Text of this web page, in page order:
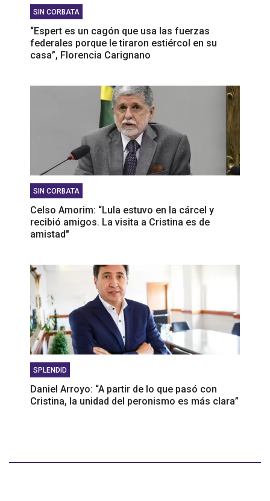
SIN CORBATA
“Espert es un cagón que usa las fuerzas
federales porque le tiraron estiércol en su
casa”, Florencia Carignano
SIN CORBATA
Celso Amorim: “Lula estuvo en la cárcel y
recibió amigos. La visita a Cristina es de
amistad"
SPLENDID
Daniel Arroyo: “A partir de lo que pasó con
Cristina, la unidad del peronismo es más clara”